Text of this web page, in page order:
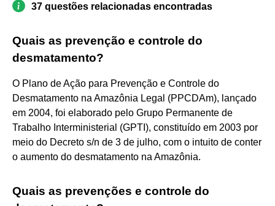
37 questões relacionadas encontradas
Quais as prevenção e controle do
desmatamento?
O Plano de Ação para Prevenção e Controle do
Desmatamento na Amazônia Legal (PPCDAm), lançado
em 2004, foi elaborado pelo Grupo Permanente de
Trabalho Interministerial (GPTI), constituído em 2003 por
meio do Decreto s/n de 3 de julho, com o intuito de conter
o aumento do desmatamento na Amazônia.
Quais as prevenções e controle do